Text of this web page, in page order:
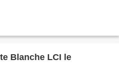
Blanche LCI le